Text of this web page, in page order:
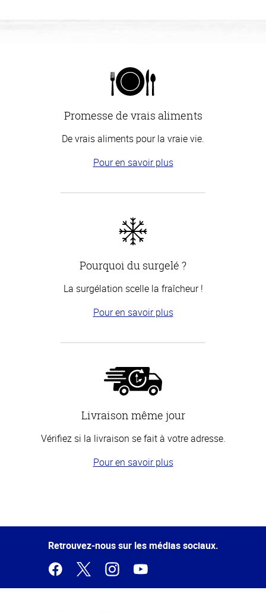
Promesse de vrais aliments
De vrais aliments pour la vraie vie.
Pour en savoir plus
Pourquoi du surgelé ?
La surgélation scelle la fraîcheur !
Pour en savoir plus
Livraison même jour
Vérifiez si la livraison se fait à votre adresse.
Pour en savoir plus
de la
Retrouvez-nous sur les médias sociaux.